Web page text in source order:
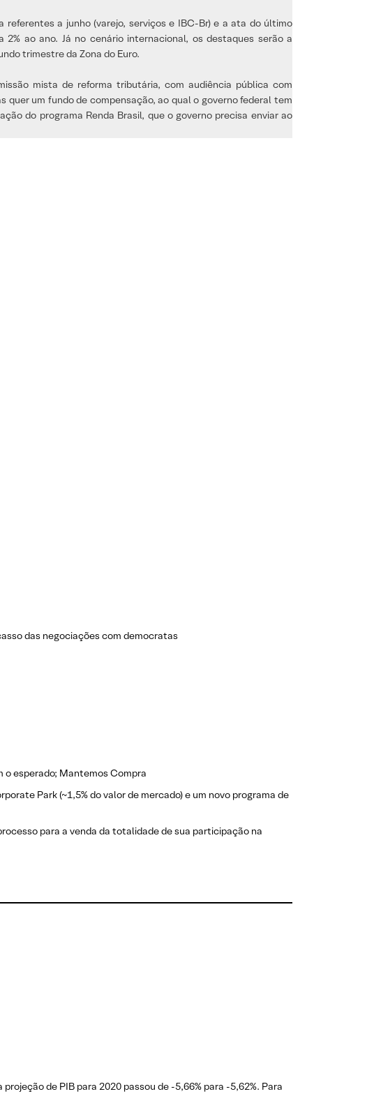
referentes a junho (varejo, serviços e IBC-Br) e a ata do último
ao ano. Já no cenário internacional, os destaques serão a
trimestre da Zona do Euro.
mista de reforma tributária, com audiência pública com
um fundo de compensação, ao qual o governo federal tem
do programa Renda Brasil, que o governo precisa enviar ao
das negociações com democratas
o esperado; Mantemos Compra
Park (~1,5% do valor de mercado) e um novo programa de
para a venda da totalidade de sua participação na
de PIB para 2020 passou de -5,66% para -5,62%. Para